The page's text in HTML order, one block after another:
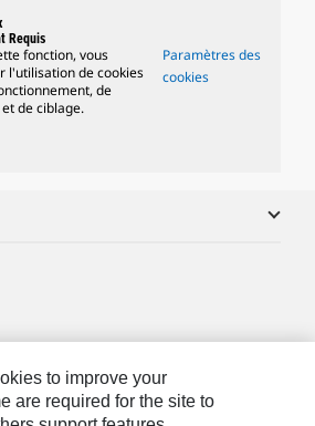
Requis
fonction, vous
l'utilisation de cookies
de
de ciblage.
Paramètres des
cookies
to improve your
are required for the site to